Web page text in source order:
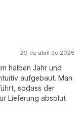
29 de abril de 2026
halben Jahr und
aufgebaut. Man
sodass der
Lieferung absolut